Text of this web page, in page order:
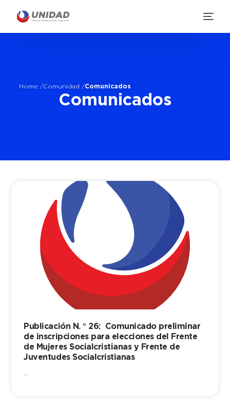
Home /Comunidad /Comunicados
Comunicados
Publicación N. ° 26: Comunicado preliminar
de inscripciones para elecciones del Frente
de Mujeres Socialcristianas y Frente de
Juventudes Socialcristianas